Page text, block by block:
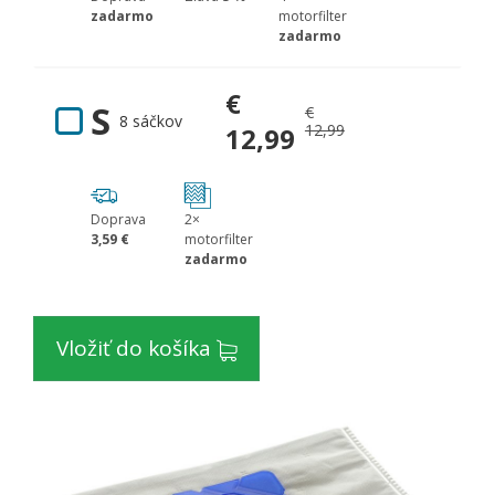
zadarmo
motorfilter
zadarmo
S 8 sáčkov
€
12,99
€
12,99
Doprava
3,59 €
2×
motorfilter
zadarmo
Vložiť do košíka